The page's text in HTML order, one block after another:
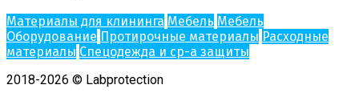
Материалы для клининга Мебель Мебель
Оборудование Протирочные материалы Расходные
материалы Спецодежда и ср-а защиты
2018-2026 © Labprotection